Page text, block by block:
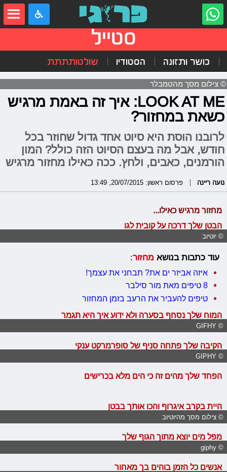
סטייל
כושר ותזונה הסטודיו שולטותתתת
© צילום מסך מהטמבלר
LOOK AT ME: איך זה באמת מרגיש
כשאת במחזור?
לרובנו הוסת היא סיוט אחד גדול שחוזר בכל
חודש, אבל מה בעצם הסיוט הזה כולל? המון
הורמנים, כאבים, ולחץ. ככה כאילו מחזור מרגיש
נועה ריינה פרסום ראשון: 20/07/2015, 13:49
מחזור מרגיש כאילו...
הבטן שלך דרכה על קובית לגו
© יוטיוב
עוד כתבות בנושא מחזור:
איזה אביזר ים את? תבחני את עצמך!
8 טיפים מאת מור סילבר
טיפים להעביר את הרעב בזמן המחזור
המוח שלך נסחף בסערה ולא ידוע איך היא תגמר
© GIFHY
הקיבה שלך פתחה סניף של סופרמרקט ענקי
© GIPHY
הפחד שלך מהים זה כי הים מלא בכרישים
היית בקרב איגרוף והכו אותך בבטן
© צילום מסך מהיוטיוב
מפל מים יוצא מתוך הגוף שלך
© giphy
אנשים כל הזמן בוהים בך מאחור